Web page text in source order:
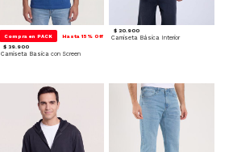
Compra en PACK Hasta 15% Off
$ 39.900
Camiseta Basica con Screen
$ 20.900
Camiseta Básica Interior